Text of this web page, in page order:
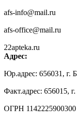
afs-info@mail.ru
afs-office@mail.ru
22apteka.ru
Адрес:
Юр.адрес: 656031, г.
Факт.адрес: 656015,
ОГРН 1142225900300